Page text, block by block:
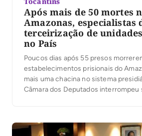
Após mais de 50 mortes
Amazonas, especialistas
terceirização de
no País
Poucos dias após 55 presos
estabelecimentos prisionais do
mais uma chacina no sistema
Câmara dos Deputados interrompeu
parlamentares, agentes da
especialistas se revezaram,